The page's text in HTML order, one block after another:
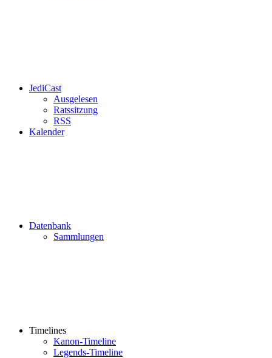
JediCast
Ausgelesen
Ratssitzung
RSS
Kalender
Datenbank
Sammlungen
Timelines
Kanon-Timeline
Legends-Timeline